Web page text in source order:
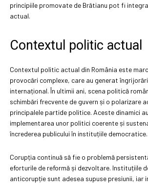
principiile promovate de Brătianu pot fi
actual.
Contextul politic actual
Contextul politic actual din România este
provocări complexe, care au generat
internațional. În ultimii ani, scena politică
schimbări frecvente de guvern și o polarizare
principalele partide politice. Aceste dinamici
implementarea unor politici coerente și
încrederea publicului în instituțiile democratice.
Corupția continuă să fie o problemă
eforturile de reformă și dezvoltare. Instituțiile
anticorupție sunt adesea supuse presiunii, iar